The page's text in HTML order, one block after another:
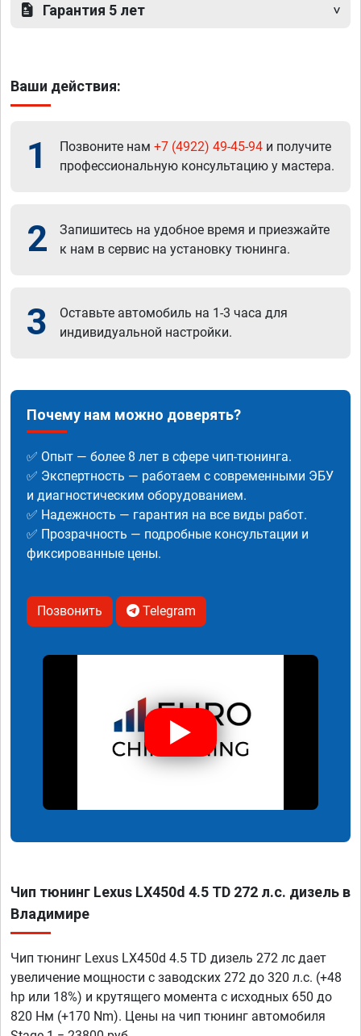
Гарантия 5 лет
Ваши действия:
1 Позвоните нам +7 (4922) 49-45-94 и получите
профессиональную консультацию у мастера.
2
Запишитесь на удобное время и приезжайте
к нам в сервис на установку тюнинга.
3
Оставьте автомобиль на 1-3 часа для
индивидуальной настройки.
Почему нам можно доверять?
✅ Опыт — более 8 лет в сфере чип-тюнинга.
✅ Экспертность — работаем с современными ЭБУ
и диагностическим оборудованием.
✅ Надежность — гарантия на все виды работ.
✅ Прозрачность — подробные консультации и
фиксированные цены.
Позвонить Telegram
Чип тюнинг Lexus LX450d 4.5 TD 272 л.с. дизель в
Владимире
Чип тюнинг Lexus LX450d 4.5 TD дизель 272 лс дает
увеличение мощности с заводских 272 до 320 л.с. (+48
hp или 18%) и крутящего момента с исходных 650 до
820 Нм (+170 Nm). Цены на чип тюнинг автомобиля